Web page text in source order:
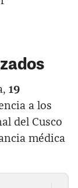
19
a los
del Cusco
médica